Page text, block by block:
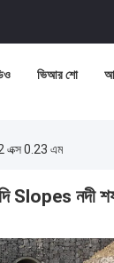
ভিআর শো
এক্স 0.23 এম
Slopes নদী